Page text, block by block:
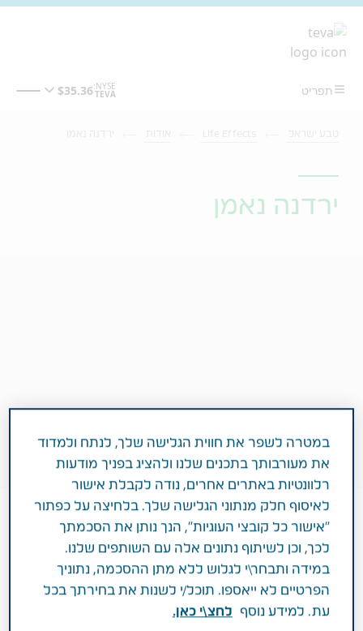
ירדנה נאמן
במטרה לשפר את חווית הגלישה שלך, לנתח ולמדוד
את מעורבותך בתכנים שלנו ולהציג בפניך מודעות
רלוונטיות באתרים אחרים, נודה לקבלת אישור
לאיסוף חלק מנתוני הגלישה שלך. בלחיצה על כפתור
"אישור כל קובצי העוגיות", הנך נותן את הסכמתך
לכך, וכן לשיתוף נתונים אלה עם השותפים שלנו.
במידה ותבחר\י לגלוש ללא מתן ההסכמה, נתוניך
הפרטיים לא ייאספו. תוכל/י לשנות את בחירתך בכל
עת. למידע נוסף
לחצ\י כאן.